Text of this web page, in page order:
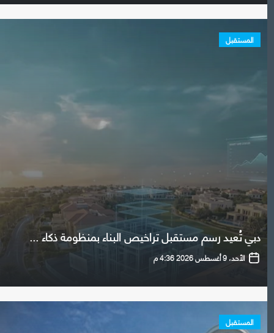
المستقبل
دبي تُعيد رسم مستقبل تراخيص البناء بمنظومة ذكاء ...
الأحد، 9 أغسطس 2026 4:36 م
المستقبل